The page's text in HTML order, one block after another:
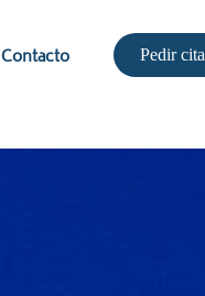
Contacto Pedir cita